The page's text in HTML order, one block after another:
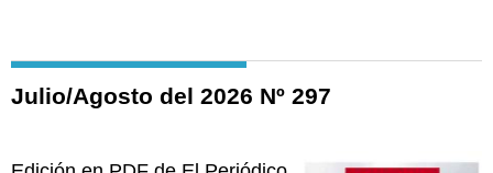
Julio/Agosto del 2026 Nº 297